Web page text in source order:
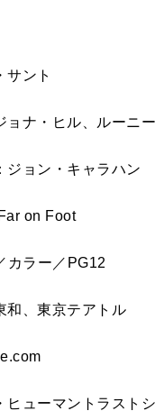
サント
ナ・ヒル、ルーニ
ョン・キャラハン
on Foot
カラー／PG12
、東京テアトル
ヒューマントラスト